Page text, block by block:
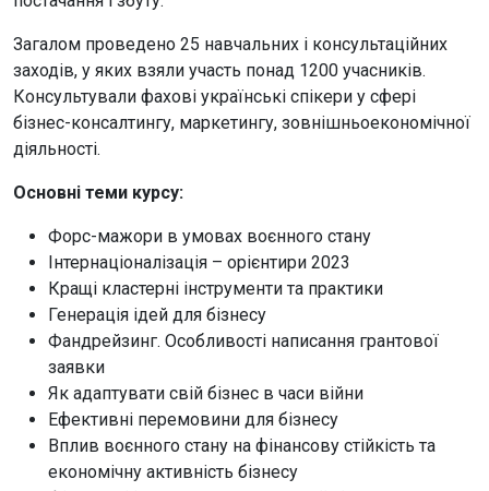
Загалом проведено 25 навчальних і консультаційних
заходів, у яких взяли участь понад 1200 учасників.
Консультували фахові українські спікери у сфері
бізнес-консалтингу, маркетингу, зовнішньоекономічної
діяльності.
Основні теми курсу:
Форс-мажори в умовах воєнного стану
Інтернаціоналізація – орієнтири 2023
Кращі кластерні інструменти та практики
Генерація ідей для бізнесу
Фандрейзинг. Особливості написання грантової
заявки
Як адаптувати свій бізнес в часи війни
Ефективні перемовини для бізнесу
Вплив воєнного стану на фінансову стійкість та
економічну активність бізнесу